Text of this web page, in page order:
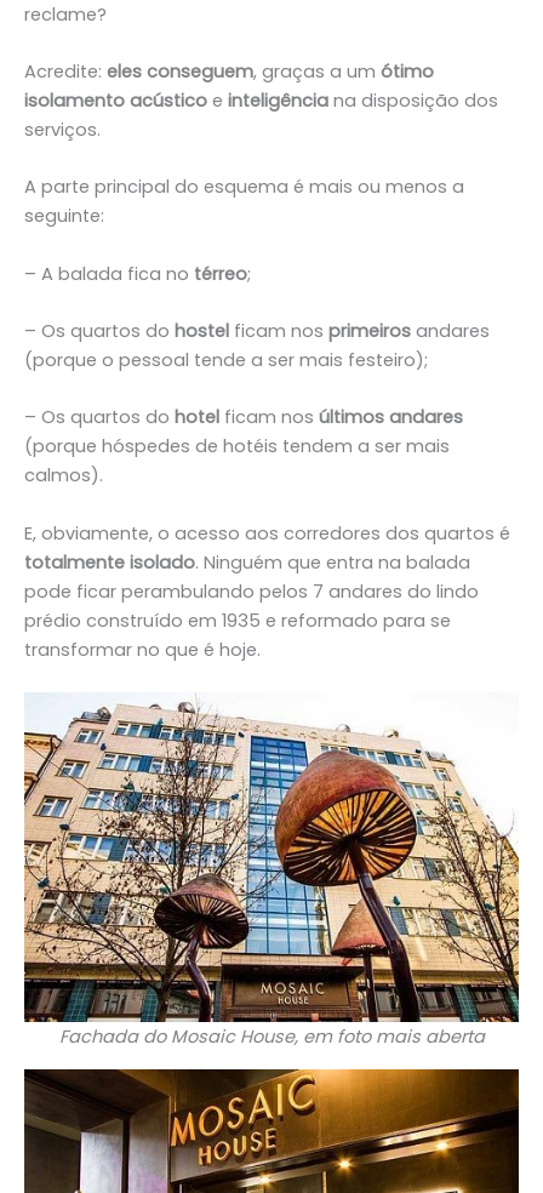
reclame?
Acredite: eles conseguem, graças a um ótimo
isolamento acústico e inteligência na disposição dos
serviços.
A parte principal do esquema é mais ou menos a
seguinte:
– A balada fica no térreo;
– Os quartos do hostel ficam nos primeiros andares
(porque o pessoal tende a ser mais festeiro);
– Os quartos do hotel ficam nos últimos andares
(porque hóspedes de hotéis tendem a ser mais
calmos).
E, obviamente, o acesso aos corredores dos quartos é
totalmente isolado. Ninguém que entra na balada
pode ficar perambulando pelos 7 andares do lindo
prédio construído em 1935 e reformado para se
transformar no que é hoje.
Fachada do Mosaic House, em foto mais aberta